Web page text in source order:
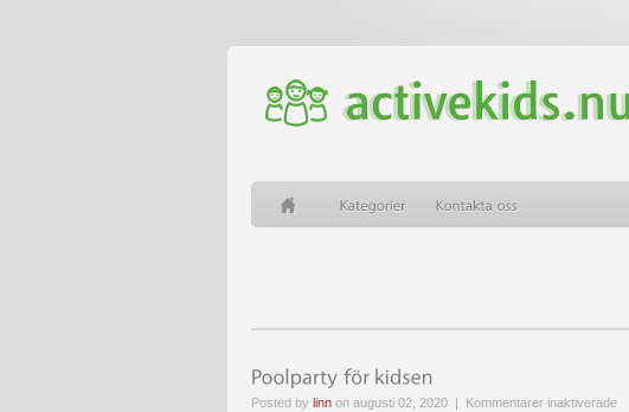
Posted by linn on augusti 02, 2020 | Kommentarer inaktiveradeför